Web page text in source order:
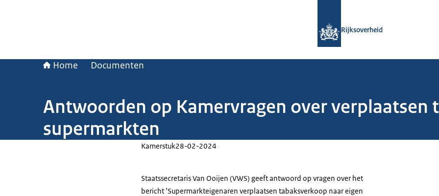
Rijksoverheid
Home Documenten
Antwoorden op Kamervragen over verplaatsen
supermarkten
Kamerstuk28-02-2024
Staatssecretaris Van Ooijen (VWS) geeft antwoord op vragen over het
bericht ‘Supermarkteigenaren verplaatsen tabaksverkoop naar eigen